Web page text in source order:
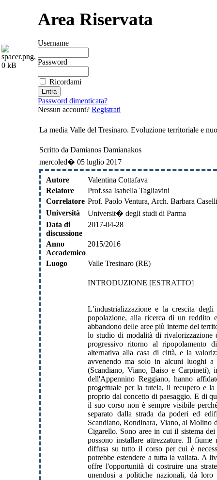
Area Riservata
Username
Password
Ricordami
Password dimenticata?
Nessun account? Registrati
La media Valle del Tresinaro. Evoluzione territoriale e
Scritto da Damianos Damianakos
mercoled� 05 luglio 2017
Autore
Valentina Cottafava
Relatore
Prof.ssa Isabella Tagliavini
Correlatore Prof. Paolo Ventura, Arch. Barbara Caselli
Università
Universit� degli studi di Parma
Data di
discussione
2017-04-28
Anno
Accademico
2015/2016
Luogo Valle Tresinaro (RE)
INTRODUZIONE [ESTRATTO]
L’industrializzazione e la crescita
popolazione, alla ricerca di un
abbandono delle aree più interne del
lo studio di modalità di
progressivo ritorno al ripopolamento
alternativa alla casa di città, e la
avvenendo ma solo in alcuni luoghi
(Scandiano, Viano, Baiso e Carpineti),
dell'Appennino Reggiano, hanno
progettuale per la tutela, il recupero e
proprio dal concetto di paesaggio. E di
il suo corso non è sempre visibile
separato dalla strada da poderi ed
Scandiano, Rondinara, Viano, al Molino
Cigarello. Sono aree in cui il sistema
possono installare attrezzature. Il
diffusa su tutto il corso per cui è
potrebbe estendere a tutta la vallata. A
offre l'opportunità di costruire una
unendosi a politiche nazionali, dà